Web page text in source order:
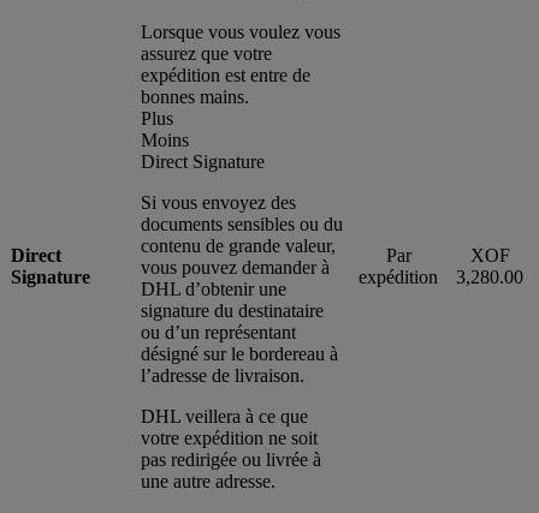
Direct
Signature
Lorsque vous voulez vous
assurez que votre
expédition est entre de
bonnes mains.
Plus
Moins
Direct Signature
Si vous envoyez des
documents sensibles ou du
contenu de grande valeur,
vous pouvez demander à
DHL d’obtenir une
signature du destinataire
ou d’un représentant
désigné sur le bordereau à
l’adresse de livraison.
DHL veillera à ce que
votre expédition ne soit
pas redirigée ou livrée à
une autre adresse.
Par
expédition
XOF
3,280.00